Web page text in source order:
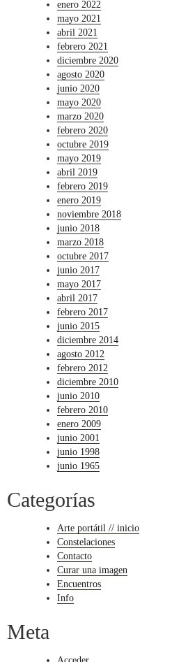
enero 2022
mayo 2021
abril 2021
febrero 2021
diciembre 2020
agosto 2020
junio 2020
mayo 2020
marzo 2020
febrero 2020
octubre 2019
mayo 2019
abril 2019
febrero 2019
enero 2019
noviembre 2018
junio 2018
marzo 2018
octubre 2017
junio 2017
mayo 2017
abril 2017
febrero 2017
junio 2015
diciembre 2014
agosto 2012
febrero 2012
diciembre 2010
junio 2010
febrero 2010
enero 2009
junio 2001
junio 1998
junio 1965
Categorías
Arte portátil // inicio
Constelaciones
Contacto
Curar una imagen
Encuentros
Info
Meta